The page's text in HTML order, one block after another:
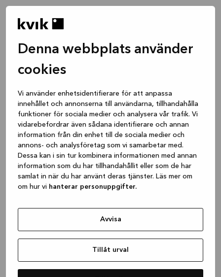
Denna webbplats använder
cookies
Vi använder enhetsidentifierare för att anpassa
innehållet och annonserna till användarna, tillhandahålla
funktioner för sociala medier och analysera vår trafik. Vi
vidarebefordrar även sådana identifierare och annan
information från din enhet till de sociala medier och
annons- och analysföretag som vi samarbetar med.
Dessa kan i sin tur kombinera informationen med annan
information som du har tillhandahållit eller som de har
samlat in när du har använt deras tjänster. Läs mer om
om hur vi hanterar personuppgifter.
Avvisa
Tillåt urval
(see the browser console for more
information).